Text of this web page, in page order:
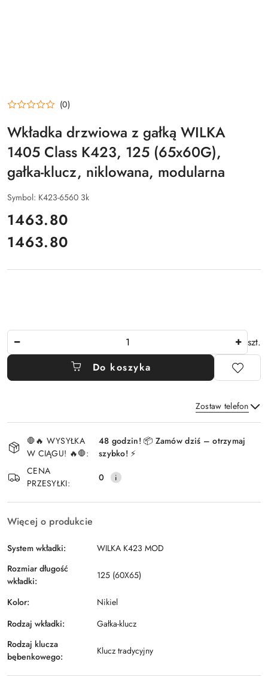
(0)
Wkładka drzwiowa z gałką WILKA
1405 Class K423, 125 (65x60G),
gałka-klucz, niklowana, modularna
Symbol: K423-6560 3k
cena:
1463.80
Cena:
1463.80
szt.
Do koszyka
Zostaw telefon
Wyślij
i
dostawa
🛑🔥 WYSYŁKA
W CIĄGU! 🔥🛑:
48 godzin! 📦 Zamów dziś – otrzymaj
szybko! ⚡
CENA
PRZESYŁKI:
0
Więcej o produkcie
System wkładki:
WILKA K423 MOD
Rozmiar długość
wkładki:
125 (60X65)
Kolor:
Nikiel
Rodzaj wkładki:
Gałka-klucz
Rodzaj klucza
bębenkowego:
Klucz tradycyjny